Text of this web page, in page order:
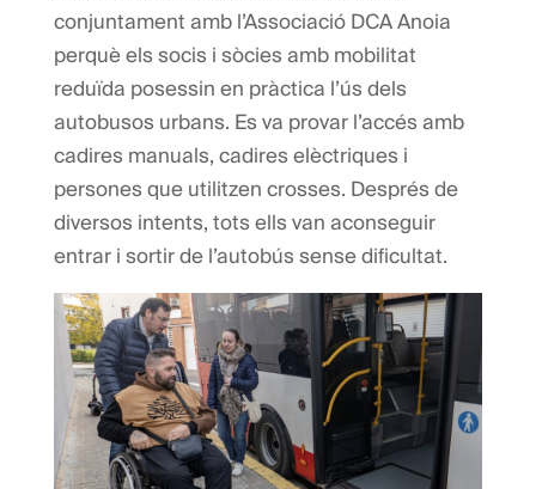
conjuntament amb l’Associació DCA Anoia
perquè els socis i sòcies amb mobilitat
reduïda posessin en pràctica l’ús dels
autobusos urbans. Es va provar l’accés amb
cadires manuals, cadires elèctriques i
persones que utilitzen crosses. Després de
diversos intents, tots ells van aconseguir
entrar i sortir de l’autobús sense dificultat.